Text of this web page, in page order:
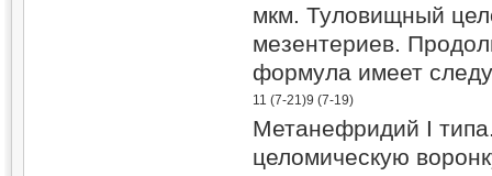
мкм. Туловищный
мезентериев.
формула имеет
11 (7-21)9 (7-19)
Метанефридий I
целомическую